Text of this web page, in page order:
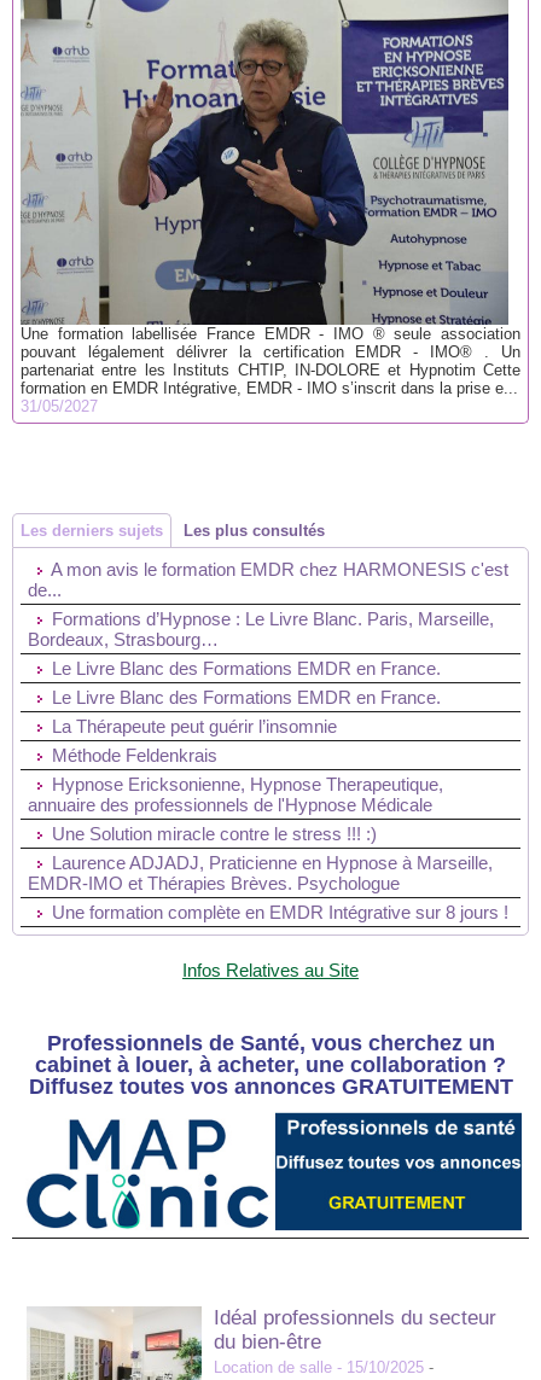
Une formation labellisée France EMDR - IMO ® seule association
pouvant légalement délivrer la certification EMDR - IMO® . Un
partenariat entre les Instituts CHTIP, IN-DOLORE et Hypnotim Cette
formation en EMDR Intégrative, EMDR - IMO s’inscrit dans la prise e...
31/05/2027
Les derniers sujets Les plus consultés
A mon avis le formation EMDR chez HARMONESIS c'est
de...
Formations d’Hypnose : Le Livre Blanc. Paris, Marseille,
Bordeaux, Strasbourg…
Le Livre Blanc des Formations EMDR en France.
Le Livre Blanc des Formations EMDR en France.
La Thérapeute peut guérir l’insomnie
Méthode Feldenkrais
Hypnose Ericksonienne, Hypnose Therapeutique,
annuaire des professionnels de l'Hypnose Médicale
Une Solution miracle contre le stress !!! :)
Laurence ADJADJ, Praticienne en Hypnose à Marseille,
EMDR-IMO et Thérapies Brèves. Psychologue
Une formation complète en EMDR Intégrative sur 8 jours !
Infos Relatives au Site
Professionnels de Santé, vous cherchez un
cabinet à louer, à acheter, une collaboration ?
Diffusez toutes vos annonces GRATUITEMENT
Idéal professionnels du secteur
du bien-être
Location de salle - 15/10/2025 -